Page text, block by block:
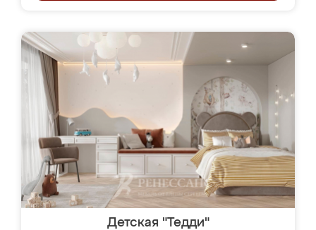
Детская "Тедди"